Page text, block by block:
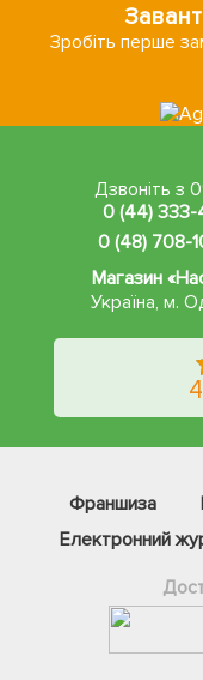
Зробіть перше
Дзвоніть з
0 (44) 333-
0 (48) 708-
Магазин
Україна, м.
Франшиза
Електронний